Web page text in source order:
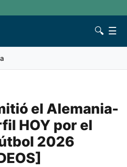
🔍 ☰
el Alemania-
HOY por el
2026